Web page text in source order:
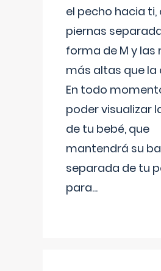
el pecho hacia ti,
piernas
forma de M y las
más altas que la
En todo
poder visualizar
de tu bebé, que
mantendrá su
separada de tu
para...